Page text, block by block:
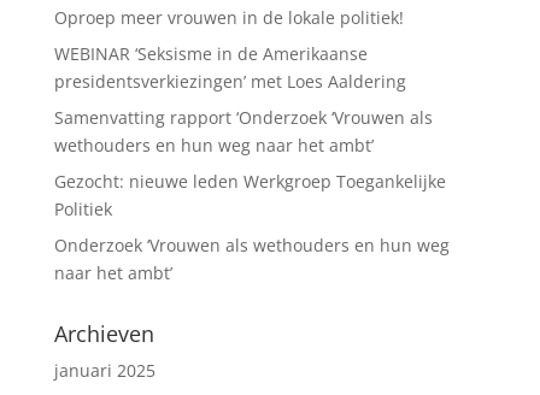
Oproep meer vrouwen in de lokale politiek!
WEBINAR ‘Seksisme in de Amerikaanse
presidentsverkiezingen’ met Loes Aaldering
Samenvatting rapport ‘Onderzoek ‘Vrouwen als
wethouders en hun weg naar het ambt’
Gezocht: nieuwe leden Werkgroep Toegankelijke
Politiek
Onderzoek ‘Vrouwen als wethouders en hun weg
naar het ambt’
Archieven
januari 2025